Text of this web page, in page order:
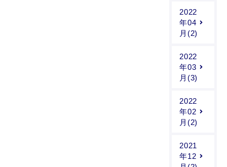
2022
年04
月(2)
2022
年03
月(3)
2022
年02
月(2)
2021
年12